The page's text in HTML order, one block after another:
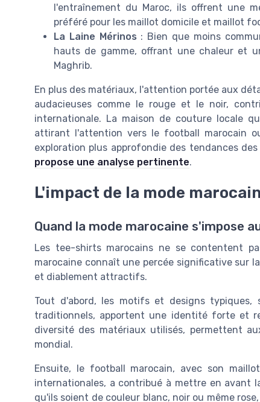
l'entraînement du Maroc, ils offrent une
préféré pour les maillot domicile et maillot
La Laine Mérinos : Bien que moins
hauts de gamme, offrant une chaleur et
Maghrib.
En plus des matériaux, l'attention portée aux
audacieuses comme le rouge et le noir,
internationale. La maison de couture locale
attirant l'attention vers le football marocain
exploration plus approfondie des tendances
propose une analyse pertinente.
L'impact de la mode
Quand la mode marocaine s'impose
Les tee-shirts marocains ne se contentent
marocaine connaît une percée significative sur
et diablement attractifs.
Tout d'abord, les motifs et designs typiques,
traditionnels, apportent une identité forte et
diversité des matériaux utilisés, permettent
mondial.
Ensuite, le football marocain, avec son
internationales, a contribué à mettre en avant
qu'ils soient de couleur blanc, noir ou même